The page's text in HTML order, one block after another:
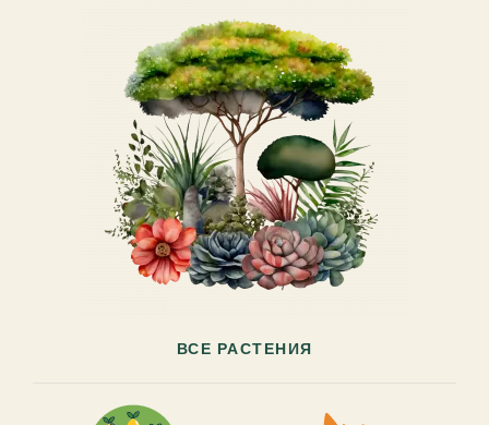
ВСЕ РАСТЕНИЯ